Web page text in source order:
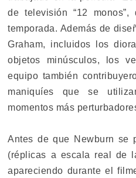
de televisión “12
temporada. Además de
Graham, incluidos los
objetos minúsculos, los
equipo también
maniquíes que se
momentos más
Antes de que Newburn se
(réplicas a escala real de
apareciendo durante el